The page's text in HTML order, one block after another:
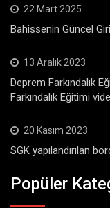
22 Mart 2025
Bahissenin Güncel
13 Aralık 2023
Deprem Farkındalık
Farkındalık Eğitimi
20 Kasım 2023
SGK yapılandırılan
Popüler